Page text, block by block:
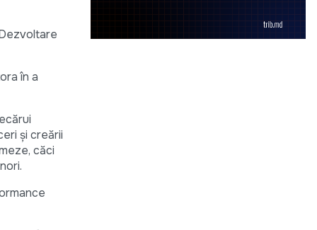
în a
şi creării
căci